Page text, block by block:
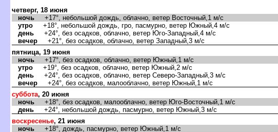
четверг, 18 июня
ночь +17°, небольшой дождь, облачно, ветер Восточный,1 м/с
утро +18°, небольшой дождь, гро, пасмурно, ветер Южный,4 м/с
день +24°, без осадков, облачно, ветер Юго-Западный,4 м/с
ечер +21°, без осадков, облачно, ветер Западный,3 м/с
пятница, 19 июня
ночь +17°, без осадков, облачно, ветер Южный,1 м/с
утро +19°, без осадков, облачно, ветер Южный,2 м/с
день +24°, без осадков, облачно, ветер Северо-Западный,3 м/с
ечер +24°, без осадков, малооблачно, ветер Южный,1 м/с
суббота, 20 июня
ночь +18°, без осадков, малооблачно, ветер Юго-Восточный,1 м/с
день +24°, небольшой дождь, пасмурно, ветер Южный,3 м/с
оскресенье, 21 июня
ночь +18°, дождь, пасмурно, ветер Южный,1 м/с